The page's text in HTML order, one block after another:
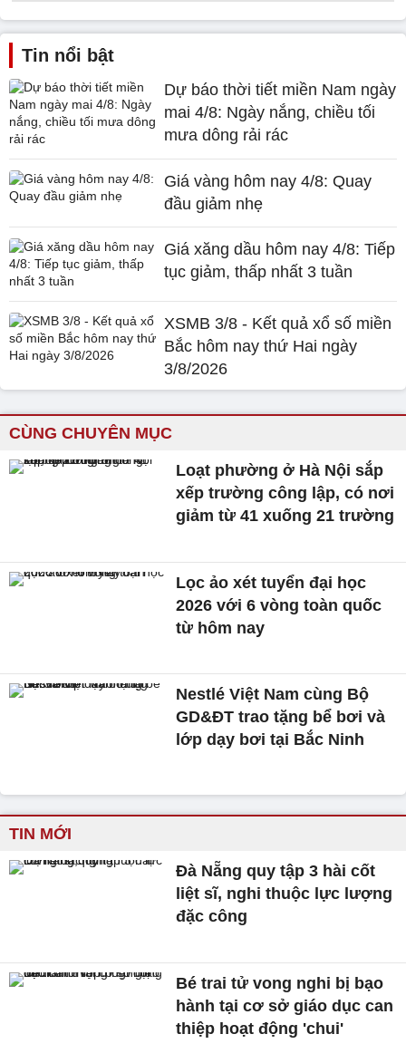
Tin nổi bật
Dự báo thời tiết miền Nam ngày
mai 4/8: Ngày nắng, chiều tối
mưa dông rải rác
Giá vàng hôm nay 4/8: Quay
đầu giảm nhẹ
Giá xăng dầu hôm nay 4/8: Tiếp
tục giảm, thấp nhất 3 tuần
XSMB 3/8 - Kết quả xổ số miền
Bắc hôm nay thứ Hai ngày
3/8/2026
CÙNG CHUYÊN MỤC
Loạt phường ở Hà Nội sắp
xếp trường công lập, có nơi
giảm từ 41 xuống 21 trường
Lọc ảo xét tuyển đại học
2026 với 6 vòng toàn quốc
từ hôm nay
Nestlé Việt Nam cùng Bộ
GD&ĐT trao tặng bể bơi và
lớp dạy bơi tại Bắc Ninh
TIN MỚI
Đà Nẵng quy tập 3 hài cốt
liệt sĩ, nghi thuộc lực lượng
đặc công
Bé trai tử vong nghi bị bạo
hành tại cơ sở giáo dục can
thiệp hoạt động 'chui'